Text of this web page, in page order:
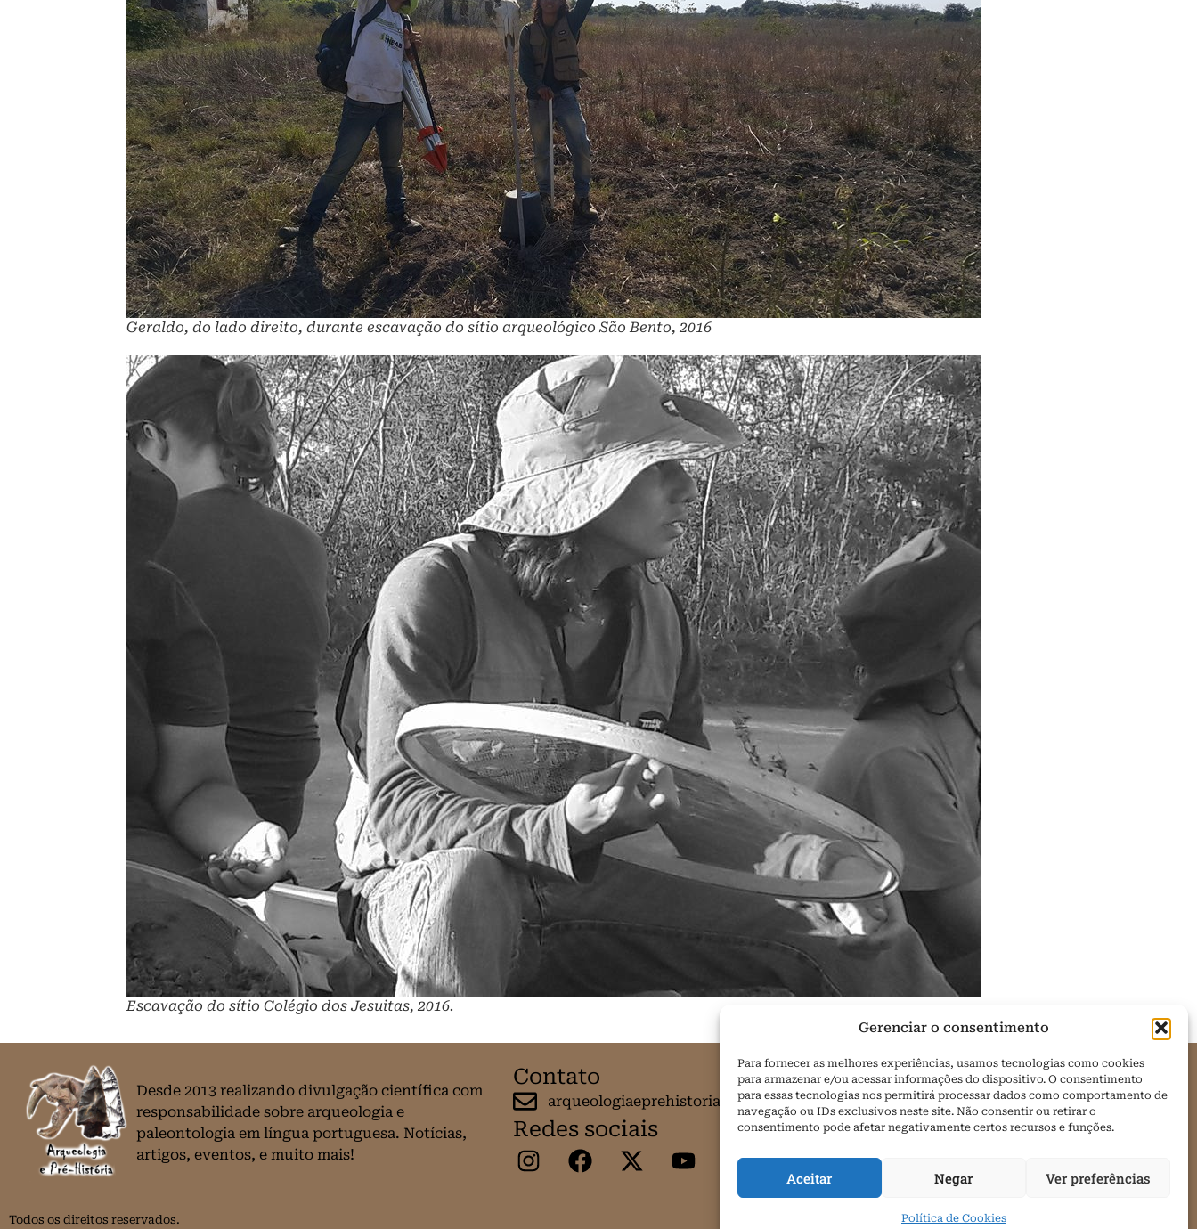
Gerenciar o consentimento
Para fornecer as melhores experiências, usamos tecnologias como cookies
para armazenar e/ou acessar informações do dispositivo. O consentimento
para essas tecnologias nos permitirá processar dados como comportamento de
navegação ou IDs exclusivos neste site. Não consentir ou retirar o
consentimento pode afetar negativamente certos recursos e funções.
Aceitar Negar Ver preferências
Política de Cookies
Geraldo, do lado direito, durante escavação do sítio arqueológico São Bento, 2016
Escavação do sítio Colégio dos Jesuitas, 2016.
Desde 2013 realizando divulgação científica com
responsabilidade sobre arqueologia e
paleontologia em língua portuguesa. Notícias,
artigos, eventos, e muito mais!
Contato
arqueologiaeprehistoria@gmail.com
Redes sociais
Todos os direitos reservados.